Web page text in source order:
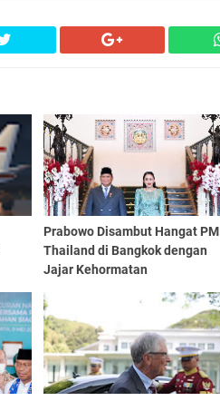
Prabowo Disambut Hangat PM
Thailand di Bangkok dengan
Jajar Kehormatan